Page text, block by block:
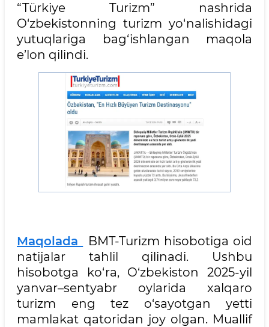
“Türkiye Turizm” nashrida
O‘zbekistonning turizm yo‘nalishidagi
yutuqlariga bag‘ishlangan maqola
e’lon qilindi.
Maqolada
BMT-Turizm hisobotiga oid
natijalar tahlil qilinadi. Ushbu
hisobotga ko‘ra, O‘zbekiston 2025-yil
yanvar–sentyabr oylarida xalqaro
turizm eng tez o‘sayotgan yetti
mamlakat qatoridan joy olgan. Muallif